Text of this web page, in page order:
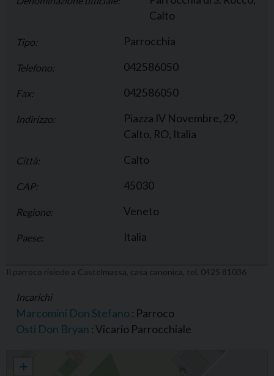
Calto
Tipo: Parrocchia
Telefono: 042586050
Fax: 042586050
Indirizzo:
Piazza IV Novembre, 29,
Calto, RO, Italia
Città: Calto
CAP: 45030
Regione: Veneto
Paese: Italia
Il parroco risiede a Castelmassa, casa canonica, tel. 0425 81036
Incarichi
Marcomini Don Stefano : Parroco
Osti Don Bryan : Vicario Parrocchiale
+